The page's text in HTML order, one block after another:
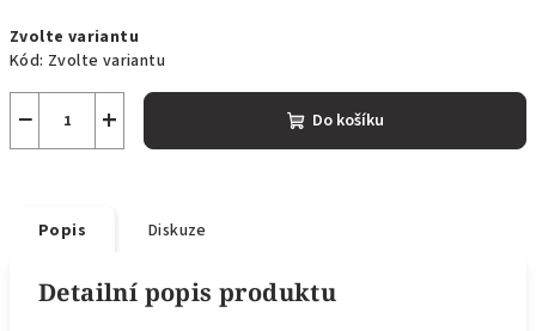
cena:
Zvolte variantu
Kód: Zvolte variantu
+
− Do košíku
Popis Diskuze
Detailní popis produktu